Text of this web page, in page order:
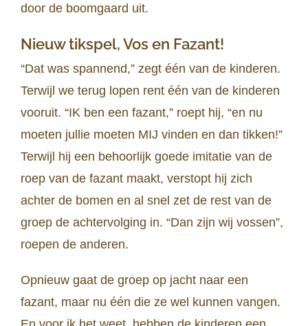
door de boomgaard uit.
Nieuw tikspel, Vos en Fazant!
“Dat was spannend,” zegt één van de kinderen.
Terwijl we terug lopen rent één van de kinderen
vooruit. “IK ben een fazant,” roept hij, “en nu
moeten jullie moeten MIJ vinden en dan tikken!”
Terwijl hij een behoorlijk goede imitatie van de
roep van de fazant maakt, verstopt hij zich
achter de bomen en al snel zet de rest van de
groep de achtervolging in. “Dan zijn wij vossen”,
roepen de anderen.
Opnieuw gaat de groep op jacht naar een
fazant, maar nu één die ze wel kunnen vangen.